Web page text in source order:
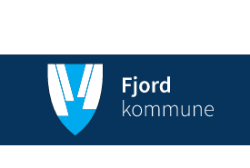
j